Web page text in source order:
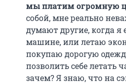
мы платим огромную
собой, мне реально
думают другие, когда я
машине, или летаю
покупаю дорогую
позволить себе летать
зачем? Я знаю, что на